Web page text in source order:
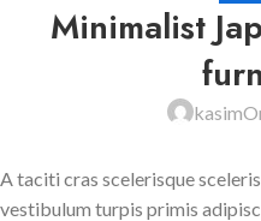
Minimalist
kasim
A taciti cras scelerisque
vestibulum turpis primis